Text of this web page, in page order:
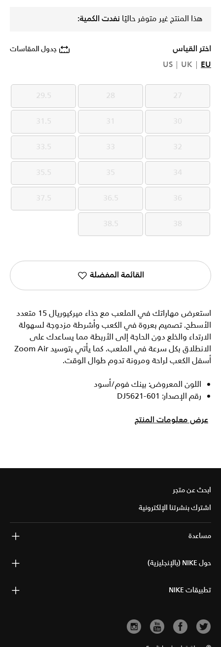
هذا المنتج غير متوفر حاليًا نفدت الكمية:
اختر القياس جدول المقاسات
EU
UK
US
27
27
28
28
29.5
29.5
30
30
31
31
31.5
31.5
32
32
33
33
33.5
33.5
34
34
35
35
35.5
35.5
36
36
36.5
36.5
37.5
37.5
38
38
38.5
38.5
القائمة المفضلة
استعرض مهاراتك في الملعب مع حذاء ميركيوريال 15 متعدد
الأسطح. تصميم بعروة في الكعب وأشرطة مزدوجة لسهولة
الارتداء والخلع دون الحاجة إلى الأربطة مما يساعدك على
الانطلاق بكل سرعة في الملعب. كما يأتي بتوسيد Zoom Air
أسفل الكعب لراحة ومرونة تدوم طوال الوقت.
اللون المعروض: بينك فوم/أسود
رقم الإصدار: DJ5621-601
عرض معلومات المنتج
ابحث عن متجر
اشترك بنشرتنا الإلكترونية
مساعدة
حول NIKE (بالإنجليزية)
تطبيقات NIKE